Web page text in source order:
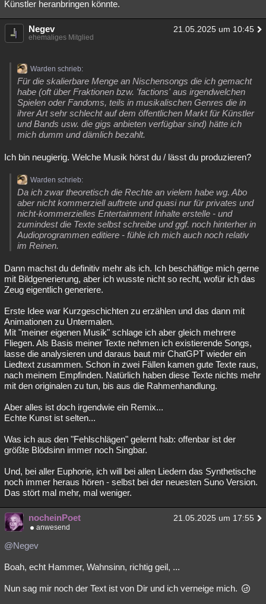
Künstler heranbringen könnte.
Negev 21.05.2025 um 10:45
ehemaliges Mitglied
Warden schrieb:
Für die skalierbare Menge an Nischensongs die ich gemacht
habe (oft über Fraktionen bzw. 'factions' aus irgendwelchen
Spielen oder Fandoms, teils in musikalischen Genres die in
ihrer Art sehr schlecht auf dem öffentlichen Markt für Künstler
und Bands usw. die gigs anbieten verfügbar sind) hätte ich
mich dumm und dämlich bezahlt.
Ich bin neugierig. Welche Musik hörst du / lässt du produzieren?
Warden schrieb:
Da ich zwar theoretisch die Rechte an vielem habe wg. Abo
aber nicht kommerziell auftrete und quasi nur für privates und
nicht-kommerzielles Entertainment Inhalte erstelle - und
zumindest die Texte selbst schreibe und ggf. noch hinterher in
Audioprogrammen editiere - fühle ich mich auch noch relativ
im Reinen.
Dann machst du definitiv mehr als ich. Ich beschäftige mich gerne
mit Bildgenerierung, aber ich wusste nicht so recht, wofür ich das
Zeug eigentlich generiere.
Erste Idee war Kurzgeschichten zu erzählen und das dann mit
Animationen zu Untermalen.
Mit "meiner eigenen Musik" schlage ich aber gleich mehrere
Fliegen. Als Basis meiner Texte nehmen ich existierende Songs,
lasse die analysieren und daraus baut mir ChatGPT wieder ein
Liedtext zusammen. Schon in zwei Fällen kamen gute Texte raus,
nach meinem Empfinden. Natürlich haben diese Texte nichts mehr
mit den originalen zu tun, bis aus die Rahmenhandlung.
Aber alles ist doch irgendwie ein Remix...
Echte Kunst ist selten...
Was ich aus den "Fehlschlägen" gelernt hab: offenbar ist der
größte Blödsinn immer noch Singbar.
Und, bei aller Euphorie, ich will bei allen Liedern das Synthetische
noch immer heraus hören - selbst bei der neuesten Suno Version.
Das stört mal mehr, mal weniger.
nocheinPoet 21.05.2025 um 17:55
anwesend
@Negev
Boah, echt Hammer, Wahnsinn, richtig geil, ...
Nun sag mir noch der Text ist von Dir und ich verneige mich.